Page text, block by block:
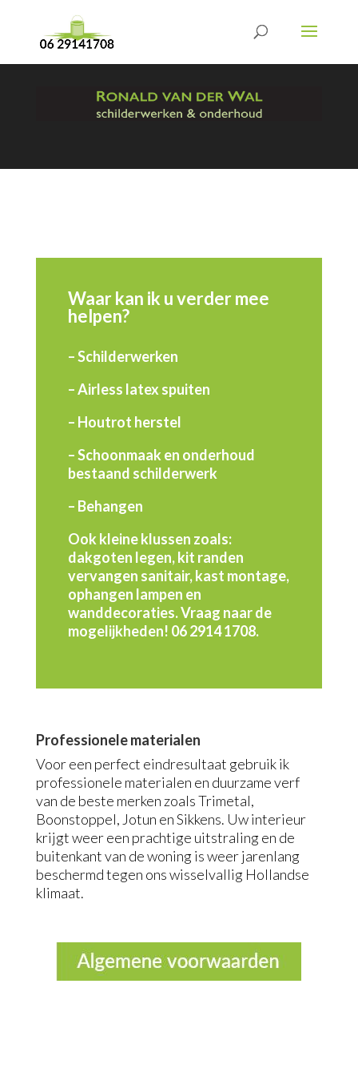
Waar kan ik u verder mee
helpen?
– Schilderwerken
– Airless latex spuiten
– Houtrot herstel
– Schoonmaak en onderhoud
bestaand schilderwerk
– Behangen
Ook kleine klussen zoals:
dakgoten legen, kit randen
vervangen sanitair, kast montage,
ophangen lampen en
wanddecoraties. Vraag naar de
mogelijkheden! 06 2914 1708.
Professionele materialen
Voor een perfect eindresultaat gebruik ik
professionele materialen en duurzame verf
van de beste merken zoals Trimetal,
Boonstoppel, Jotun en Sikkens. Uw interieur
krijgt weer een prachtige uitstraling en de
buitenkant van de woning is weer jarenlang
beschermd tegen ons wisselvallig Hollandse
klimaat.